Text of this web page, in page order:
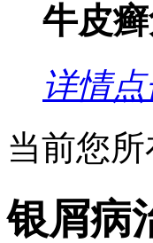
牛皮
详情
当前您所
银屑病